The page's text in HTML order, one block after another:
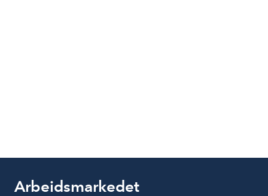
Arbeidsmarkedet